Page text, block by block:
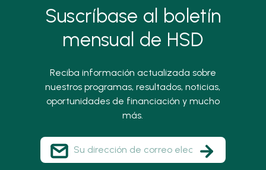
Suscríbase al boletín
mensual de HSD
Reciba información actualizada sobre
nuestros programas, resultados, noticias,
oportunidades de financiación y mucho
más.